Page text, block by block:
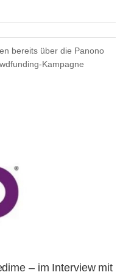
bereits über die Panono
Kampagne
– im Interview mit